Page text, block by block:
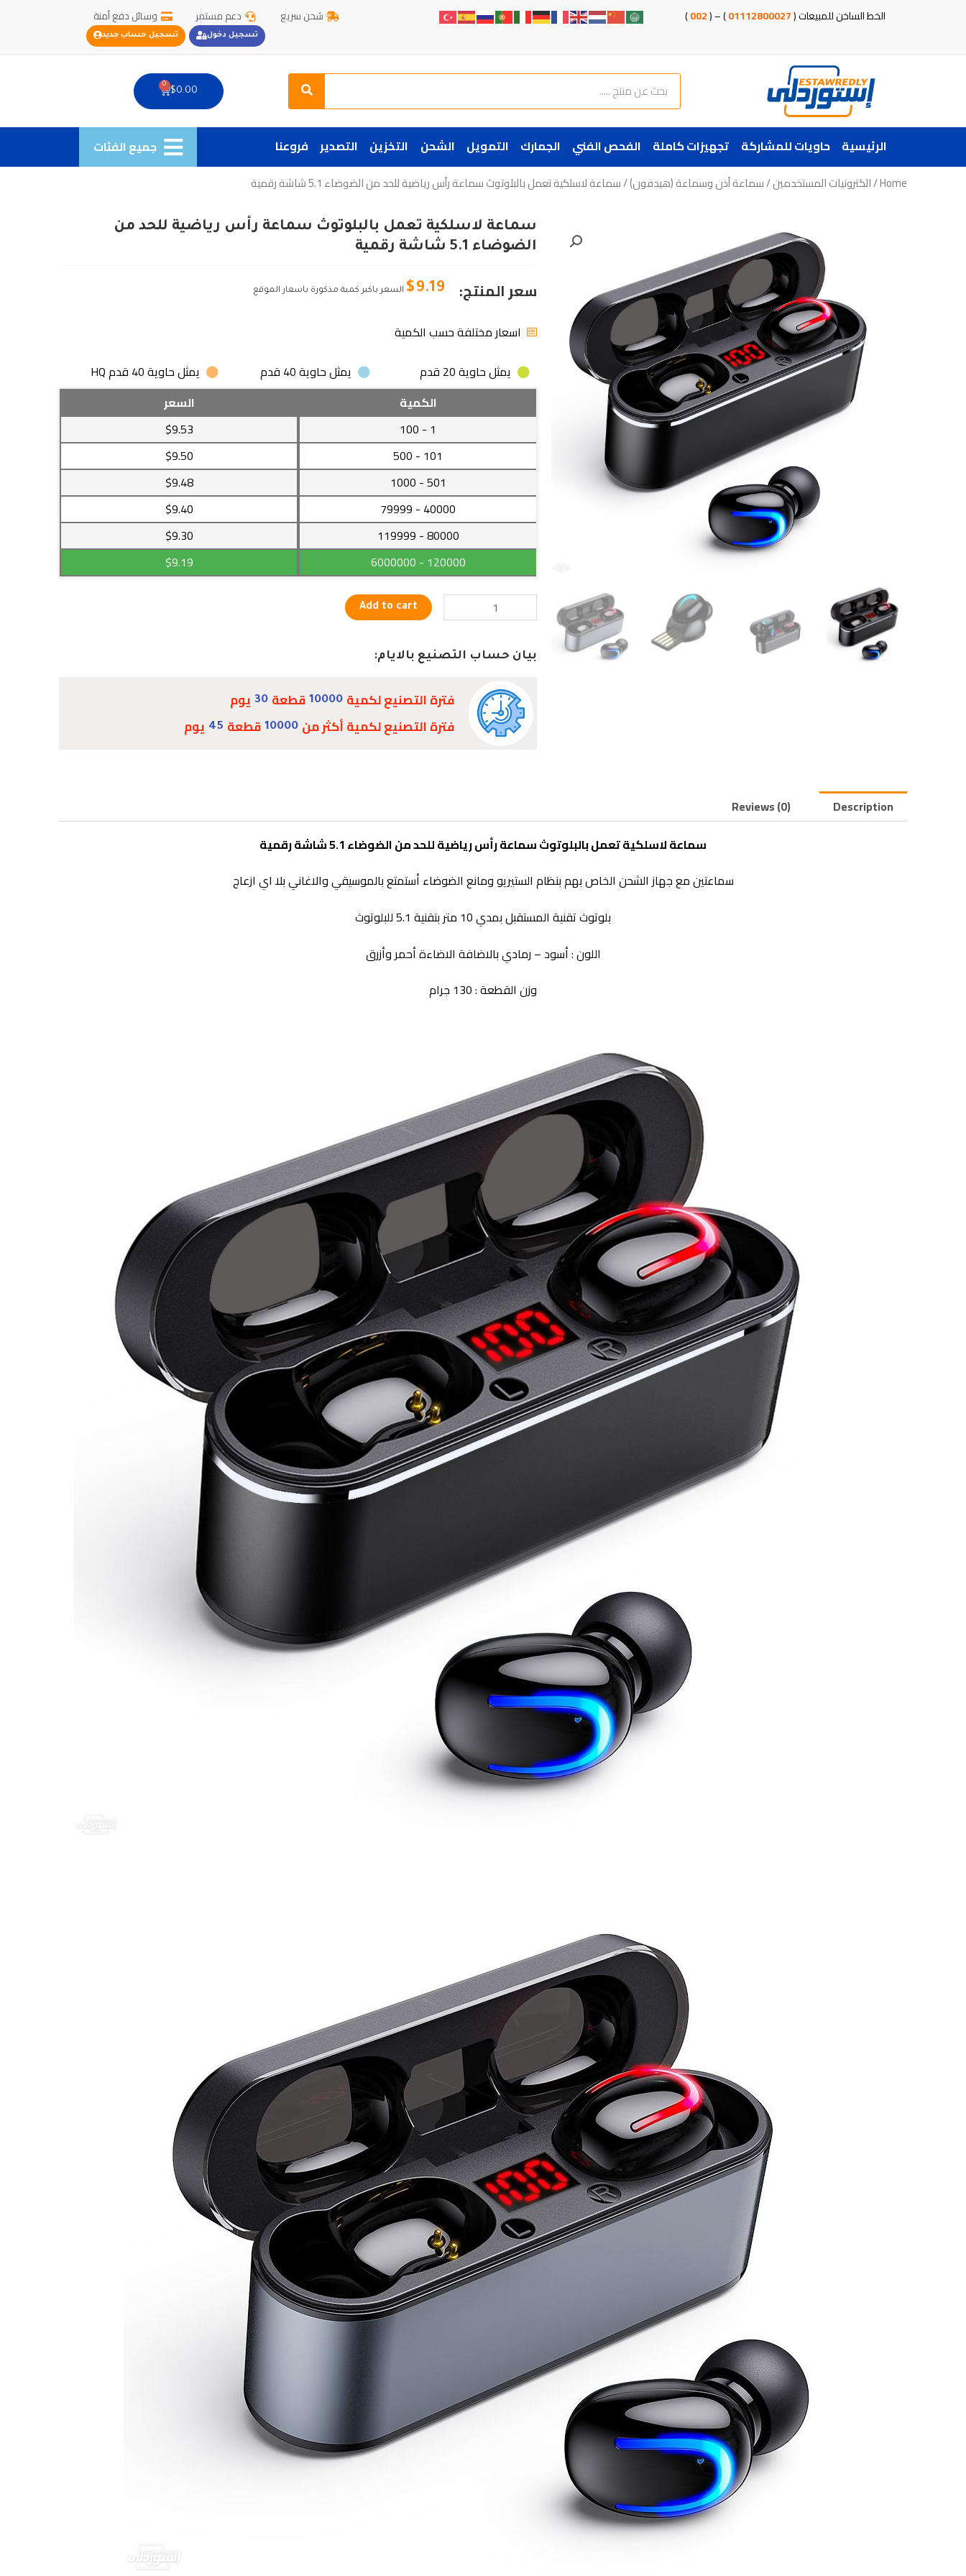
الخط الساخن للمبيعات (01112800027
) – (
002
) شحن سريع دعم مستمر وسائل دفع أمنة
تسجيل دخول تسجيل حساب جديد
Search
Search
$0.00
0
Cart
الرئيسية حاويات للمشاركة تجهيزات كاملة الفحص الفني الجمارك التمويل الشحن التخزين التصدير فروعنا جميع الفئات
Home
/الكترونيات المستخدمين/سماعة أذن وسماعة (هيدفون)/ سماعة لاسلكية تعمل بالبلوتوث سماعة رأس رياضية للحد من الضوضاء 5.1 شاشة رقمية
سماعة لاسلكية تعمل بالبلوتوث سماعة رأس رياضية للحد من
الضوضاء 5.1 شاشة رقمية
سعر المنتج: $9.19 السعر باكبر كمية مذكورة باسعار الموقع
اسعار مختلفة حسب الكمية
يمثل حاوية 20 قدم
يمثل حاوية 40 قدم
يمثل حاوية 40 قدم HQ
الكمية
السعر
1
- 100
$9.53
101
- 500
$9.50
501
- 1000
$9.48
40000
- 79999
$9.40
80000
- 119999
$9.30
120000
- 6000000
$9.19
سماعة
لاسلكية
بالبلوتوث
سماعة
رياضية
للحد
5.1
شاشة
Add to cart
بيان حساب التصنيع بالايام:
فترة التصنيع لكمية 10000 قطعة 30 يوم
فترة التصنيع لكمية أكثر من 10000 قطعة 45 يوم
Description
Reviews (0)
سماعة لاسلكية تعمل بالبلوتوث سماعة رأس رياضية للحد من الضوضاء 5.1 شاشة رقمية
سماعتين مع جهاز الشحن الخاص بهم بنظام الستيريو ومانع الضوضاء أستمتع بالموسيقي والاغاني بلا اي ازعاج
بلوتوث تقنية المستقبل بمدي 10 متر بتقنية 5.1 للبلوتوث
اللون : أسود – رمادي بالاضافة الاضاءة أحمر وأزرق
وزن القطعة : 130 جرام